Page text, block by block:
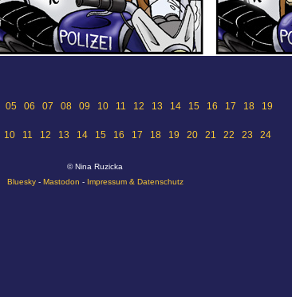
05 06 07 08 09 10 11 12 13 14 15 16 17 18 19
10 11 12 13 14 15 16 17 18 19 20 21 22 23 24
© Nina Ruzicka
Bluesky- Mastodon - Impressum & Datenschutz